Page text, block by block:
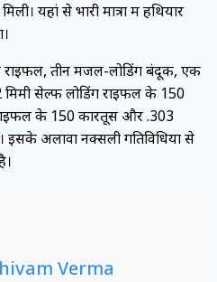
यहां से भारी मात्रा में हथियार
राइफल, तीन मजल-लोडिंग बंदूकें, एक
सेल्फ लोडिंग राइफल के 150
के 150 कारतूस और .303
अलावा नक्सली गतिविधियों से
Verma